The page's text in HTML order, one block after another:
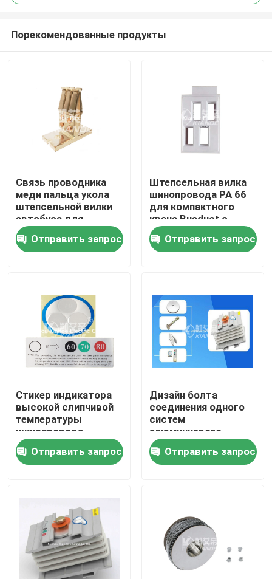
Дом
О нас
Путешествие фабрики
Свяжитесь мы
Новости
Машина шинопровода
Машина обработки шинопровода
Порекомендованные продукты
Связь проводника
меди пальца укола
штепсельной вилки
автобуса для
шинопровода в кране
с коробки
Отправить запрос
Штепсельная вилка
шинопровода PA 66
для компактного
крана Busduct с
блока для силы
Отправить запрос
Стикер индикатора
высокой слипчивой
температуры
шинопровода
термальный на
соединении
шинопровода
Отправить запрос
Дизайн болта
соединения одного
систем
алюминиевого
шинопровода
проводника
совместный
Отправить запрос